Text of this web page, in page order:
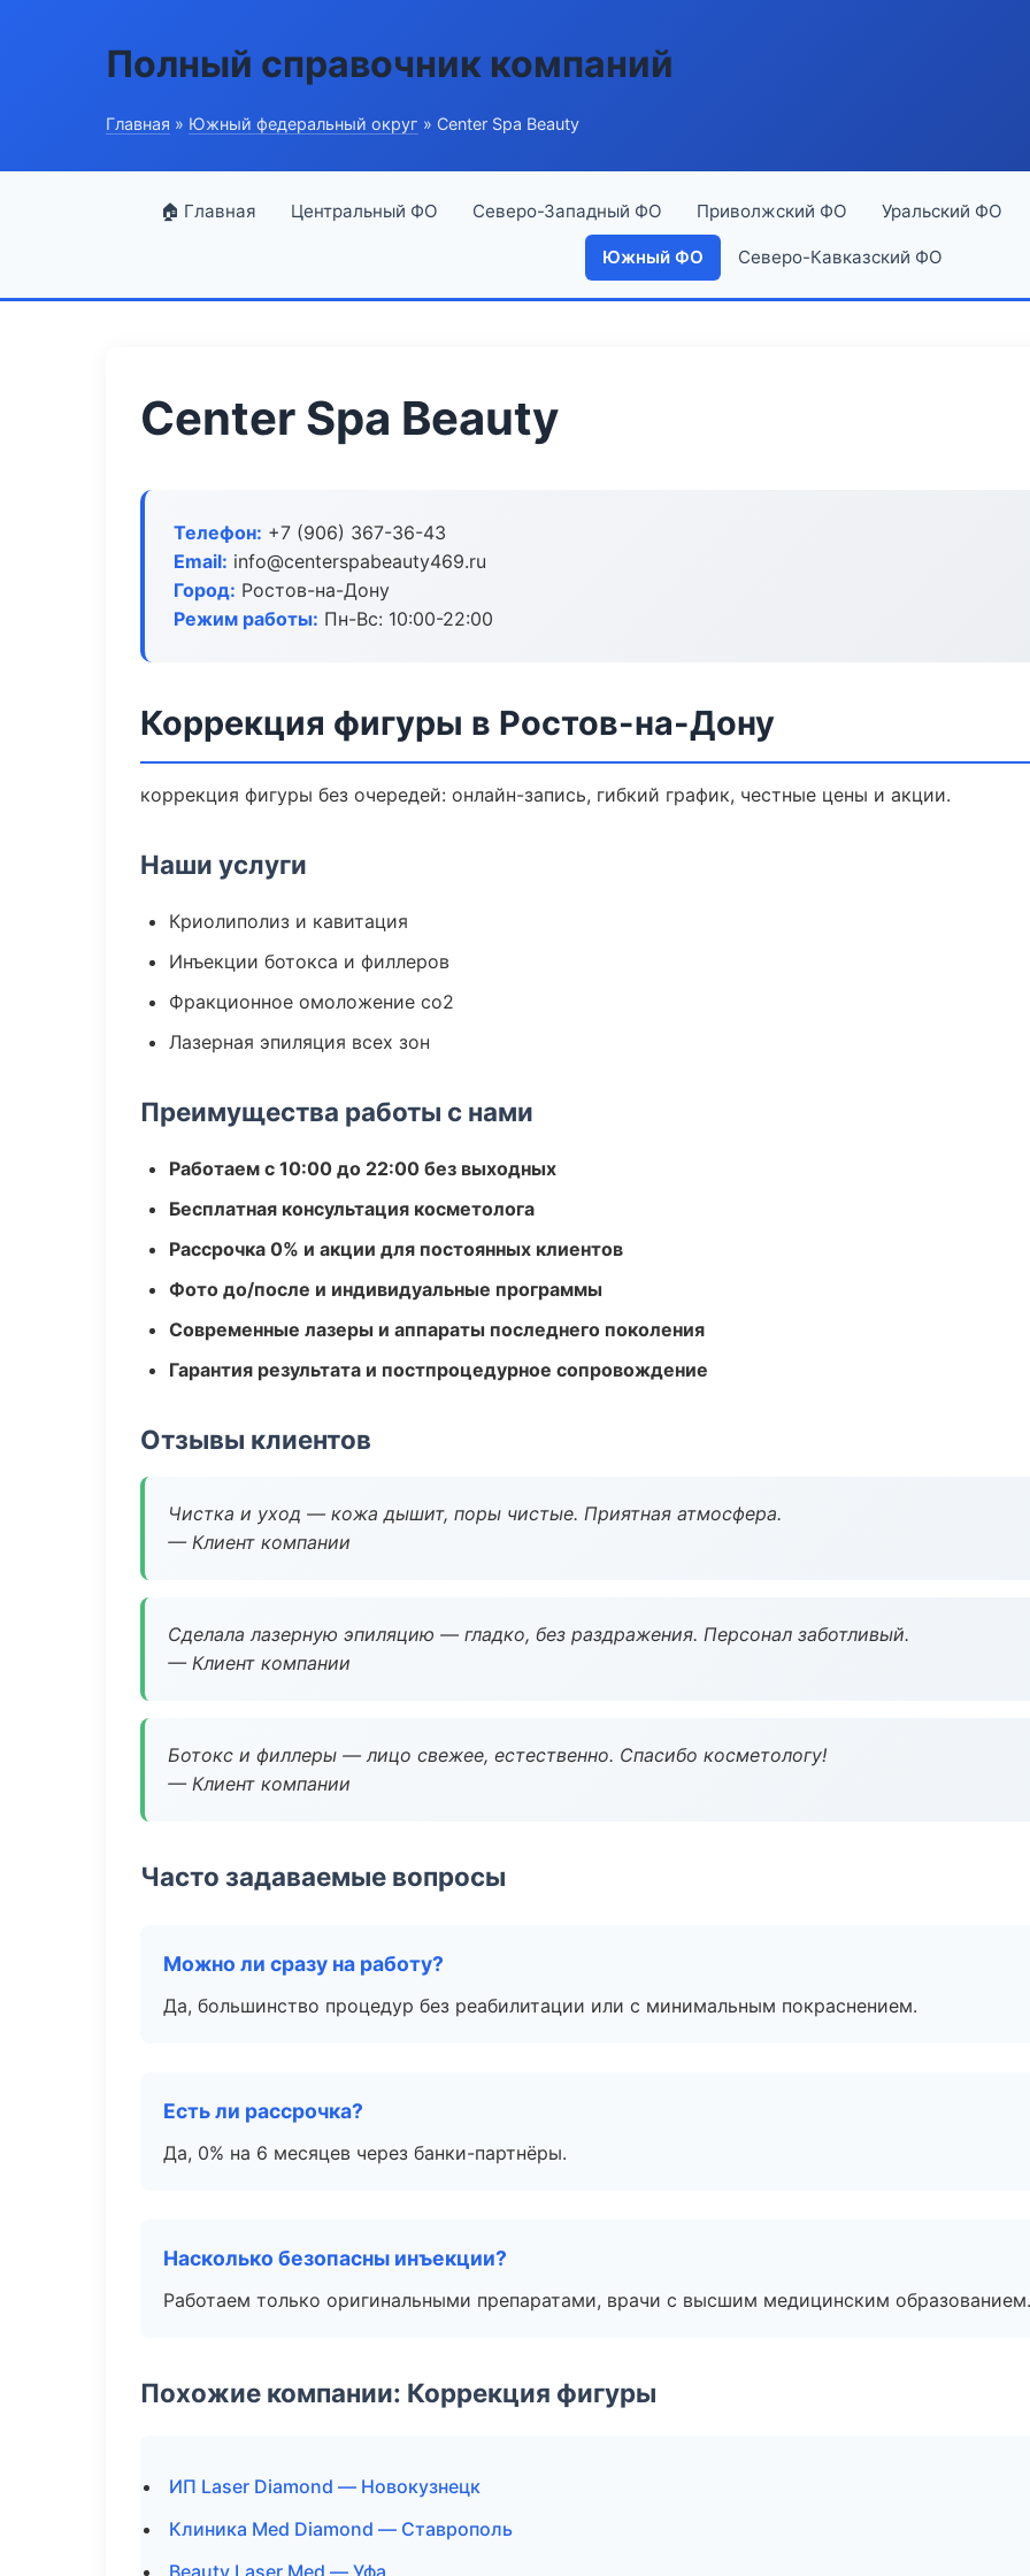
Полный справочник компаний
Главная » Южный федеральный округ » Center Spa Beauty
🏠 Главная Центральный ФО Северо-Западный ФО Приволжский ФО Уральский ФО
Южный ФО Северо-Кавказский ФО
Center Spa Beauty
Телефон: +7 (906) 367-36-43
Email: info@centerspabeauty469.ru
Город: Ростов-на-Дону
Режим работы: Пн-Вс: 10:00-22:00
Коррекция фигуры в Ростов-на-Дону
коррекция фигуры без очередей: онлайн-запись, гибкий график, честные цены и акции.
Наши услуги
Криолиполиз и кавитация
Инъекции ботокса и филлеров
Фракционное омоложение co2
Лазерная эпиляция всех зон
Преимущества работы с нами
Работаем с 10:00 до 22:00 без выходных
Бесплатная консультация косметолога
Рассрочка 0% и акции для постоянных клиентов
Фото до/после и индивидуальные программы
Современные лазеры и аппараты последнего поколения
Гарантия результата и постпроцедурное сопровождение
Отзывы клиентов
Чистка и уход — кожа дышит, поры чистые. Приятная атмосфера.
— Клиент компании
Сделала лазерную эпиляцию — гладко, без раздражения. Персонал заботливый.
— Клиент компании
Ботокс и филлеры — лицо свежее, естественно. Спасибо косметологу!
— Клиент компании
Часто задаваемые вопросы
Можно ли сразу на работу?
Да, большинство процедур без реабилитации или с минимальным покраснением.
Есть ли рассрочка?
Да, 0% на 6 месяцев через банки-партнёры.
Насколько безопасны инъекции?
Работаем только оригинальными препаратами, врачи с высшим медицинским образованием.
Похожие компании: Коррекция фигуры
ИП Laser Diamond — Новокузнецк
Клиника Med Diamond — Ставрополь
Beauty Laser Med — Уфа